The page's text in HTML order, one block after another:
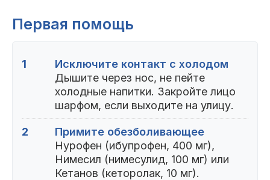
Первая помощь
1
Исключите контакт с холодом
Дышите через нос, не пейте
холодные напитки. Закройте лицо
шарфом, если выходите на улицу.
2
Примите обезболивающее
Нурофен (ибупрофен, 400 мг),
Нимесил (нимесулид, 100 мг) или
Кетанов (кеторолак, 10 мг).